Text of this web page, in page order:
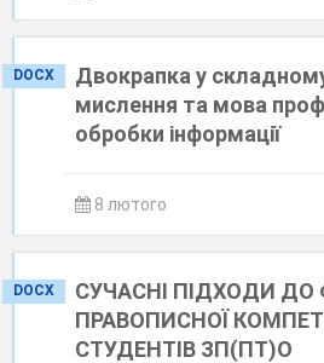
DOCX
Двокрапка у складному
мислення та мова
обробки інформації
8 лютого
DOCX
СУЧАСНІ ПІДХОДИ
ПРАВОПИСНОЇ
СТУДЕНТІВ ЗП(ПТ)О